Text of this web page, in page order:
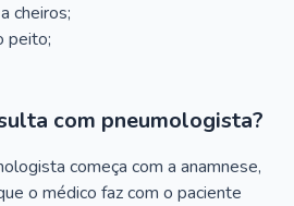
cheiros;
peito;
com pneumologista?
começa com a anamnese,
o médico faz com o paciente